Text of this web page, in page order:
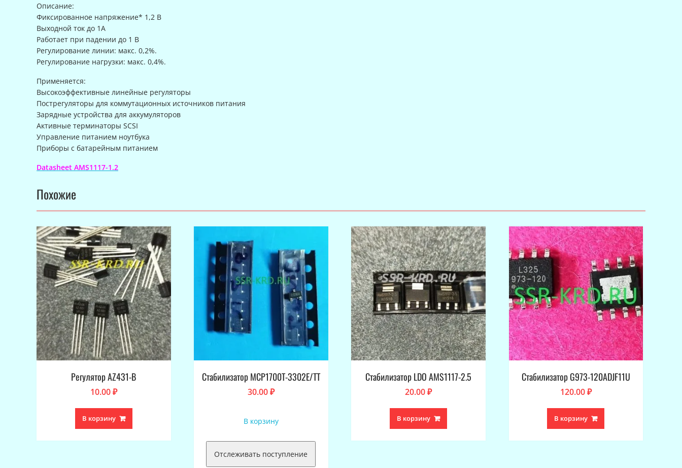
Описание:
Фиксированное напряжение* 1,2 В
Выходной ток до 1А
Работает при падении до 1 В
Регулирование линии: макс. 0,2%.
Регулирование нагрузки: макс. 0,4%.
Применяется:
Высокоэффективные линейные регуляторы
Пострегуляторы для коммутационных источников питания
Зарядные устройства для аккумуляторов
Активные терминаторы SCSI
Управление питанием ноутбука
Приборы с батарейным питанием
Datasheet AMS1117-1.2
Похожие
Регулятор AZ431-B
10.00₽
В корзину
Стабилизатор MCP1700T-3302E/TT
30.00₽
В корзину
Отслеживать поступление
Стабилизатор LDO AMS1117-2.5
20.00₽
В корзину
Стабилизатор G973-120ADJF11U
120.00₽
В корзину